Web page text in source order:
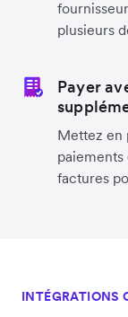
plusieurs
Payer
Mettez en
factures
INTÉGRATIONS